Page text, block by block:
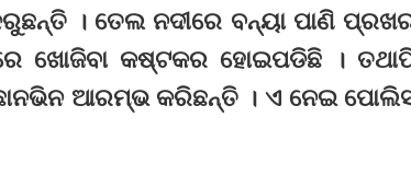
। ତେଲ ନଦୀରେ ବନ୍ୟା ପାଣି
ଖୋଜିବା କଷ୍ଟକର ହୋଇପଡିଛି ।
ଛାନଭିନ ଆରମ୍ଭ କରିଛନ୍ତି । ଏ ନେଇ